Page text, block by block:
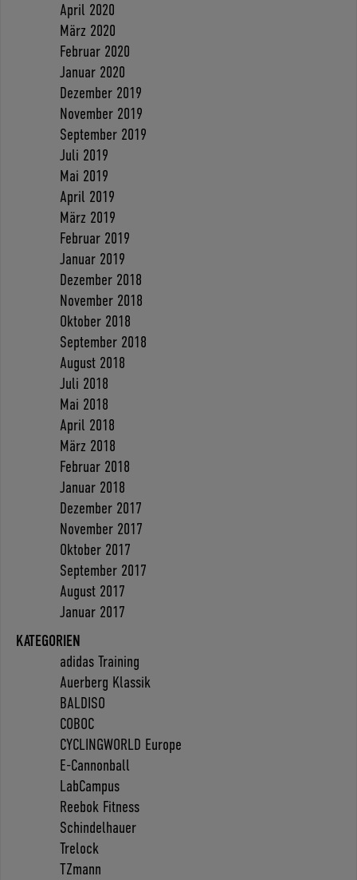
April 2020
März 2020
Februar 2020
Januar 2020
Dezember 2019
November 2019
September 2019
Juli 2019
Mai 2019
April 2019
März 2019
Februar 2019
Januar 2019
Dezember 2018
November 2018
Oktober 2018
September 2018
August 2018
Juli 2018
Mai 2018
April 2018
März 2018
Februar 2018
Januar 2018
Dezember 2017
November 2017
Oktober 2017
September 2017
August 2017
Januar 2017
KATEGORIEN
adidas Training
Auerberg Klassik
BALDISO
COBOC
CYCLINGWORLD Europe
E-Cannonball
LabCampus
Reebok Fitness
Schindelhauer
Trelock
TZmann